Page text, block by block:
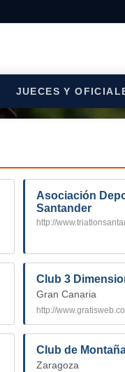
JUECES Y
Asociación
Santander
http://
Club 3
Gran Canaria
http://
Club de
Zaragoza